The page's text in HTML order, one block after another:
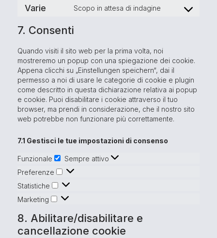
Varie Scopo in attesa di indagine
7. Consenti
Quando visiti il sito web per la prima volta, noi
mostreremo un popup con una spiegazione dei cookie.
Appena clicchi su „Einstellungen speichern“, dai il
permesso a noi di usare le categorie di cookie e plugin
come descritto in questa dichiarazione relativa ai popup
e cookie. Puoi disabilitare i cookie attraverso il tuo
browser, ma prendi in considerazione, che il nostro sito
web potrebbe non funzionare più correttamente.
7.1 Gestisci le tue impostazioni di consenso
Funzionale
Sempre attivo
Preferenze
Statistiche
Marketing
8. Abilitare/disabilitare e
cancellazione cookie